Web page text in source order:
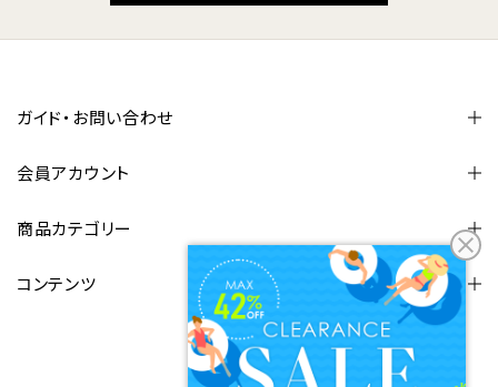
ガイド・お問い合わせ
会員アカウント
商品カテゴリー
コンテンツ
FOLLOW US